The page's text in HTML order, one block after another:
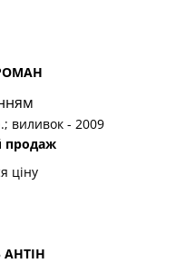
виливок - 2009
продаж
ціну